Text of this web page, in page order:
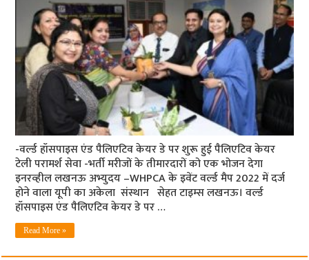
-वर्ल्‍ड हॉसपाइस एंड पैलिएटिव केयर डे पर शुरू हुई पैलिएटिव केयर
टेली परामर्श सेवा -भर्ती मरीजों के तीमारदारों को एक भोजन देगा
इनरव्‍हील लखनऊ अभ्‍युदय –WHPCA के इवेंट वर्ल्‍ड मैप 2022 में दर्ज
होने वाला यूपी का अकेला संस्‍थान सेहत टाइम्‍स लखनऊ। वर्ल्‍ड
हॉसपाइस एंड पैलिएटिव केयर डे पर …
Read More »